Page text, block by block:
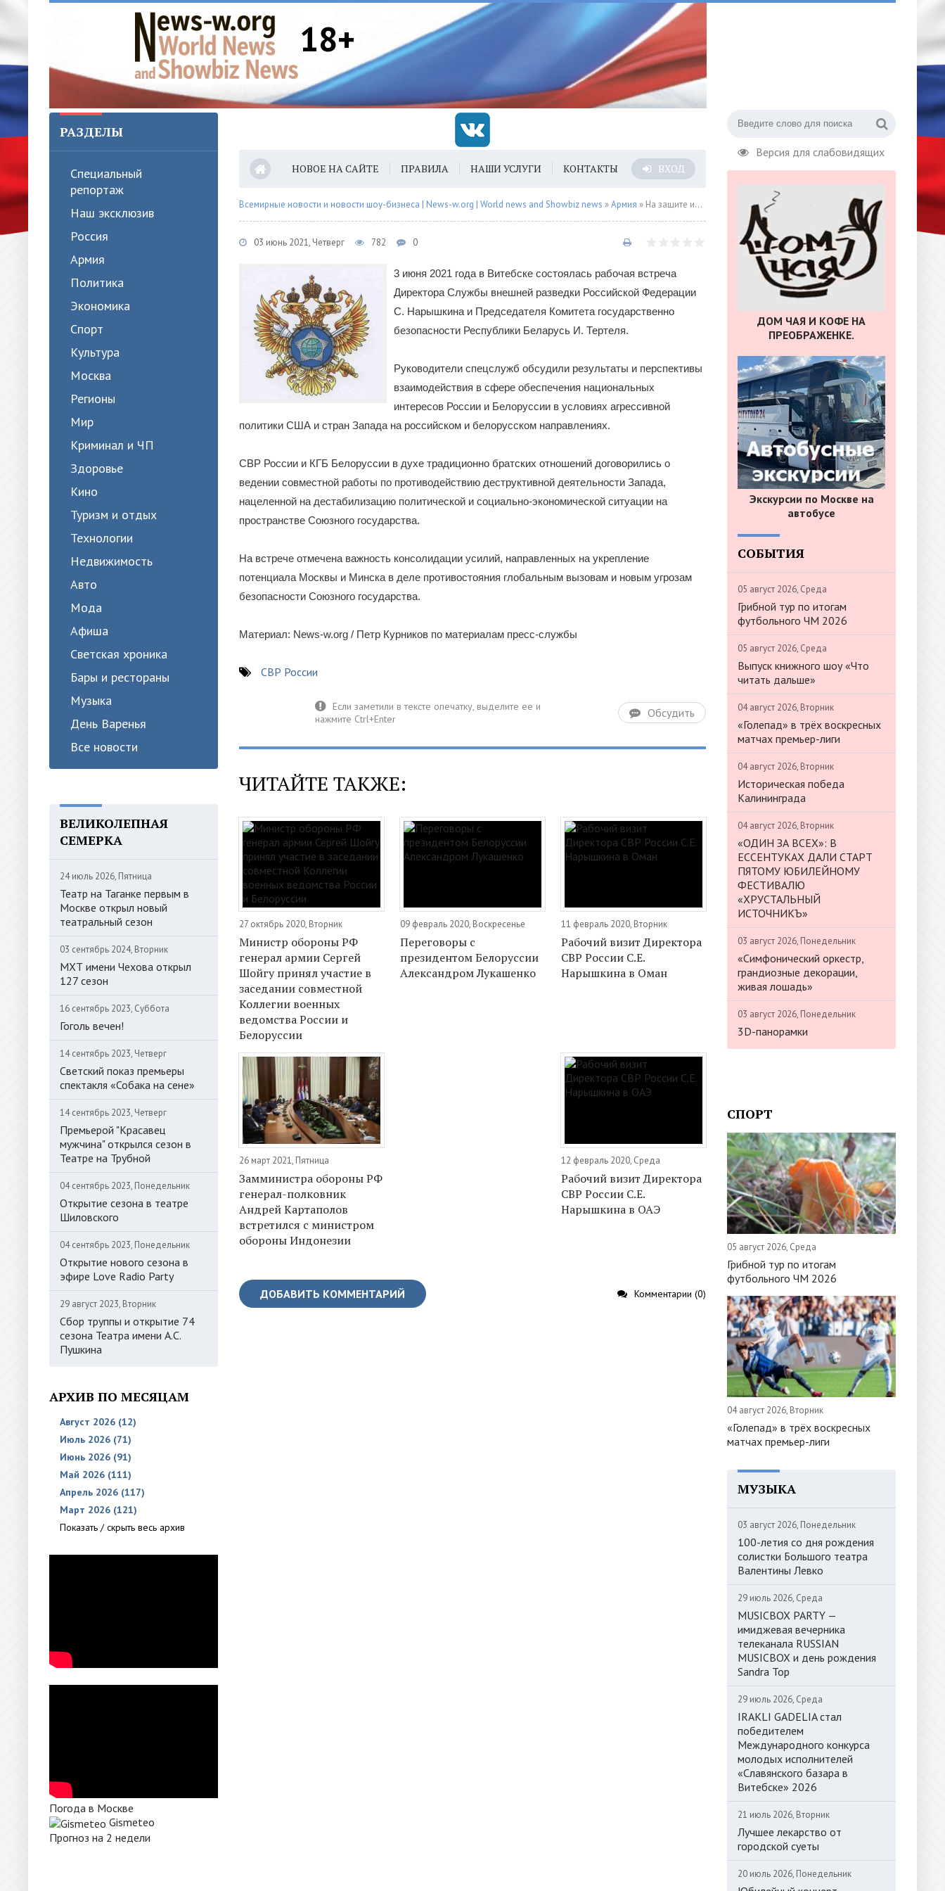
18+
Версия для слабовидящих
РАЗДЕЛЫ
Специальный
репортаж
Наш эксклюзив
Россия
Армия
Политика
Экономика
Спорт
Культура
Москва
Регионы
Мир
Криминал и ЧП
Здоровье
Кино
Туризм и отдых
Технологии
Недвижимость
Авто
Мода
Афиша
Светская хроника
Бары и рестораны
Музыка
День Варенья
Все новости
ВЕЛИКОЛЕПНАЯ
СЕМЕРКА
24 июль 2026, Пятница
Театр на Таганке первым в
Москве открыл новый
театральный сезон
03 сентябрь 2024, Вторник
МХТ имени Чехова открыл
127 сезон
16 сентябрь 2023, Суббота
Гоголь вечен!
14 сентябрь 2023, Четверг
Светский показ премьеры
спектакля «Собака на сене»
14 сентябрь 2023, Четверг
Премьерой "Красавец
мужчина" открылся сезон в
Театре на Трубной
04 сентябрь 2023, Понедельник
Открытие сезона в театре
Шиловского
04 сентябрь 2023, Понедельник
Открытие нового сезона в
эфире Love Radio Party
29 август 2023, Вторник
Сбор труппы и открытие 74
сезона Театра имени А.С.
Пушкина
АРХИВ ПО МЕСЯЦАМ
Август 2026 (12)
Июль 2026 (71)
Июнь 2026 (91)
Май 2026 (111)
Апрель 2026 (117)
Март 2026 (121)
Показать / скрыть весь архив
Погода в Москве
Gismeteo
Прогноз на 2 недели
НОВОЕ НА САЙТЕ ПРАВИЛА НАШИ УСЛУГИ КОНТАКТЫ ВХОД
Всемирные новости и новости шоу-бизнеса | News-w.org | World news and Showbiz news »Армия » На защите интересов Союзного государства
03 июнь 2021, Четверг 782 0
3 июня 2021 года в Витебске состоялась рабочая встреча
Директора Службы внешней разведки Российской Федерации
С. Нарышкина и Председателя Комитета государственно
безопасности Республики Беларусь И. Тертеля.
Руководители спецслужб обсудили результаты и перспективы
взаимодействия в сфере обеспечения национальных
интересов России и Белоруссии в условиях агрессивной
политики США и стран Запада на российском и белорусском направлениях.
СВР России и КГБ Белоруссии в духе традиционно братских отношений договорились о
ведении совместной работы по противодействию деструктивной деятельности Запада,
нацеленной на дестабилизацию политической и социально-экономической ситуации на
пространстве Союзного государства.
На встрече отмечена важность консолидации усилий, направленных на укрепление
потенциала Москвы и Минска в деле противостояния глобальным вызовам и новым угрозам
безопасности Союзного государства.
Материал: News-w.org / Петр Курников по материалам пресс-службы
СВР России
Обсудить
ЧИТАЙТЕ ТАКЖЕ:
27 октябрь 2020, Вторник
Министр обороны РФ
генерал армии Сергей
Шойгу принял участие в
заседании совместной
Коллегии военных
ведомства России и
Белоруссии
09 февраль 2020, Воскресенье
Переговоры с
президентом Белоруссии
Александром Лукашенко
11 февраль 2020, Вторник
Рабочий визит Директора
СВР России С.Е.
Нарышкина в Оман
26 март 2021, Пятница
Замминистра обороны РФ
генерал-полковник
Андрей Картаполов
встретился с министром
обороны Индонезии
12 февраль 2020, Среда
Рабочий визит Директора
СВР России С.Е.
Нарышкина в ОАЭ
ДОБАВИТЬ КОММЕНТАРИЙ Комментарии (0)
ДОМ ЧАЯ И КОФЕ НА
ПРЕОБРАЖЕНКЕ.
Экскурсии по Москве на
автобусе
СОБЫТИЯ
05 август 2026, Среда
Грибной тур по итогам
футбольного ЧМ 2026
05 август 2026, Среда
Выпуск книжного шоу «Что
читать дальше»
04 август 2026, Вторник
«Голепад» в трёх воскресных
матчах премьер-лиги
04 август 2026, Вторник
Историческая победа
Калининграда
04 август 2026, Вторник
«ОДИН ЗА ВСЕХ»: В
ЕССЕНТУКАХ ДАЛИ СТАРТ
ПЯТОМУ ЮБИЛЕЙНОМУ
ФЕСТИВАЛЮ
«ХРУСТАЛЬНЫЙ
ИСТОЧНИКЪ»
03 август 2026, Понедельник
«Симфонический оркестр,
грандиозные декорации,
живая лошадь»
03 август 2026, Понедельник
3D-панорамки
СПОРТ
05 август 2026, Среда
Грибной тур по итогам
футбольного ЧМ 2026
04 август 2026, Вторник
«Голепад» в трёх воскресных
матчах премьер-лиги
МУЗЫКА
03 август 2026, Понедельник
100-летия со дня рождения
солистки Большого театра
Валентины Левко
29 июль 2026, Среда
MUSICBOX PARTY —
имиджевая вечерника
телеканала RUSSIAN
MUSICBOX и день рождения
Sandra Top
29 июль 2026, Среда
IRAKLI GADELIA стал
победителем
Международного конкурса
молодых исполнителей
«Славянского базара в
Витебске» 2026
21 июль 2026, Вторник
Лучшее лекарство от
городской суеты
20 июль 2026, Понедельник